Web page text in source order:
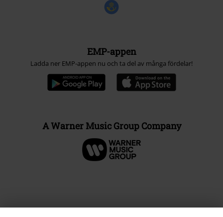
EMP-appen
Ladda ner EMP-appen nu och ta del av många fördelar!
A Warner Music Group Company